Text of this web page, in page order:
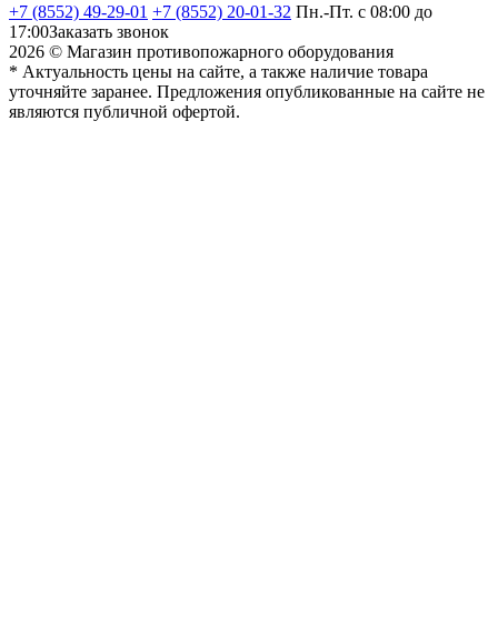
+7 (8552) 49-29-01 +7 (8552) 20-01-32 Пн.-Пт. с 08:00 до
17:00Заказать звонок
2026 © Магазин противопожарного оборудования
* Актуальность цены на сайте, а также наличие товара
уточняйте заранее. Предложения опубликованные на сайте не
являются публичной офертой.